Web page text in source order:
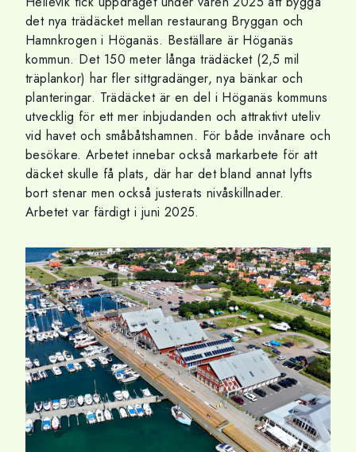
det nya trädäcket mellan restaurang Bryggan och
Hamnkrogen i Höganäs. Beställare är Höganäs
kommun. Det 150 meter långa trädäcket (2,5 mil
träplankor) har fler sittgradänger, nya bänkar och
planteringar. Trädäcket är en del i Höganäs kommuns
utvecklig för ett mer inbjudanden och attraktivt uteliv
vid havet och småbåtshamnen. För både invånare och
besökare. Arbetet innebar också markarbete för att
däcket skulle få plats, där har det bland annat lyfts
bort stenar men också justerats nivåskillnader.
Arbetet var färdigt i juni 2025.